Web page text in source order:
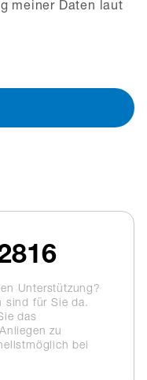
meiner Daten laut
Unterstützung?
sind für Sie da.
das
zu
bei